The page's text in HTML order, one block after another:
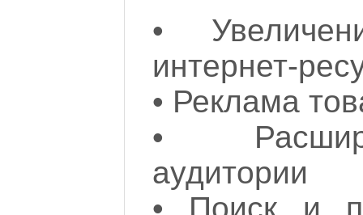
•
интернет-
• Реклама
•
аудитории
• Поиск и